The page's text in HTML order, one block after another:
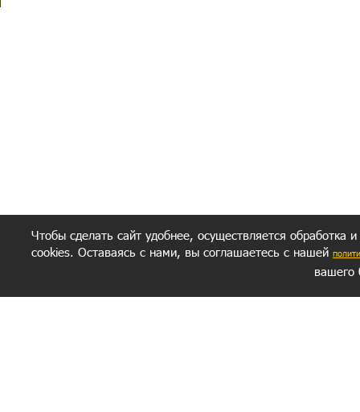
Чтобы сделать сайт удобнее, осуществляется обработка
cookies. Оставаясь с нами, вы соглашаетесь с нашей
вашего